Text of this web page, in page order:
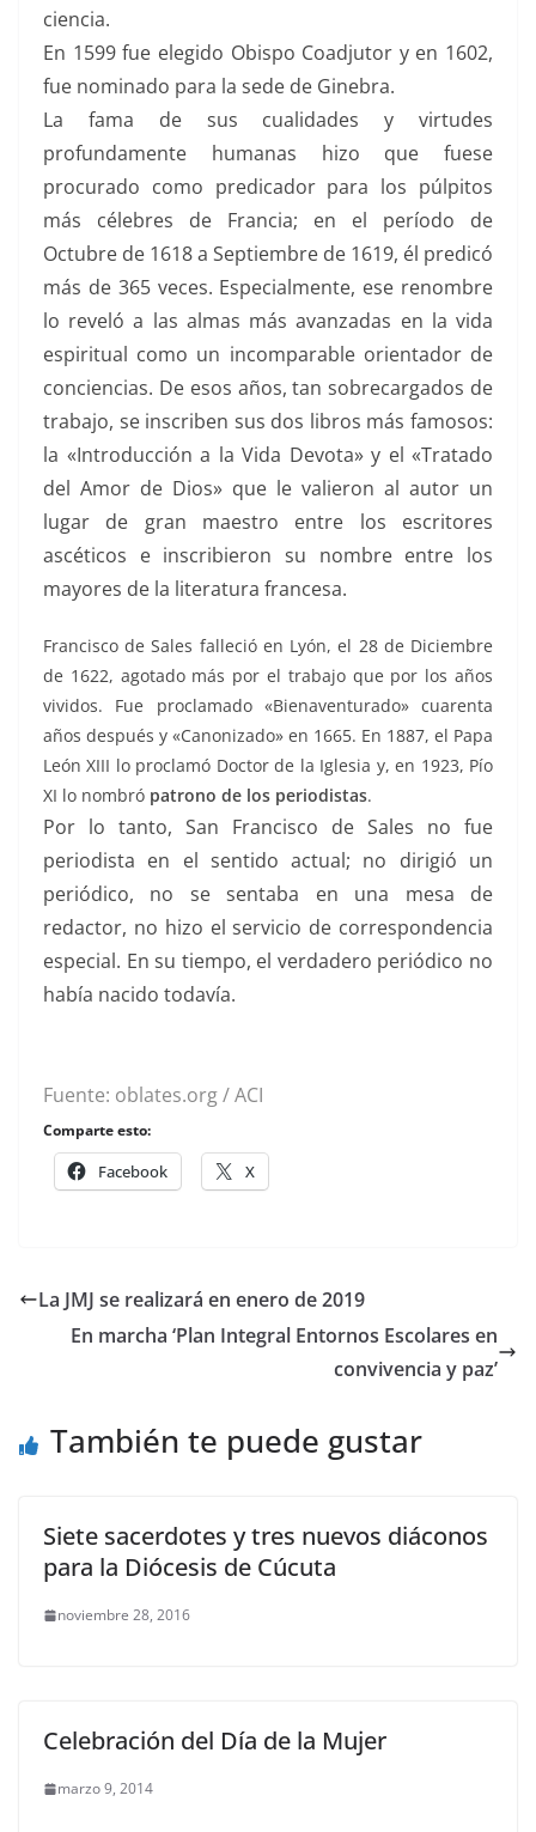
ciencia.
En 1599 fue elegido Obispo Coadjutor y en 1602,
fue nominado para la sede de Ginebra.
La fama de sus cualidades y virtudes
profundamente humanas hizo que fuese
procurado como predicador para los púlpitos
más célebres de Francia; en el período de
Octubre de 1618 a Septiembre de 1619, él predicó
más de 365 veces. Especialmente, ese renombre
lo reveló a las almas más avanzadas en la vida
espiritual como un incomparable orientador de
conciencias. De esos años, tan sobrecargados de
trabajo, se inscriben sus dos libros más famosos:
la «Introducción a la Vida Devota» y el «Tratado
del Amor de Dios» que le valieron al autor un
lugar de gran maestro entre los escritores
ascéticos e inscribieron su nombre entre los
mayores de la literatura francesa.
Francisco de Sales falleció en Lyón, el 28 de Diciembre
de 1622, agotado más por el trabajo que por los años
vividos. Fue proclamado «Bienaventurado» cuarenta
años después y «Canonizado» en 1665. En 1887, el Papa
León XIII lo proclamó Doctor de la Iglesia y, en 1923, Pío
XI lo nombró patrono de los periodistas.
Por lo tanto, San Francisco de Sales no fue
periodista en el sentido actual; no dirigió un
periódico, no se sentaba en una mesa de
redactor, no hizo el servicio de correspondencia
especial. En su tiempo, el verdadero periódico no
había nacido todavía.
Fuente: oblates.org / ACI
Comparte esto:
Facebook X
La JMJ se realizará en enero de 2019
En marcha ‘Plan Integral Entornos Escolares en
convivencia y paz’
También te puede gustar
Siete sacerdotes y tres nuevos diáconos
para la Diócesis de Cúcuta
noviembre 28, 2016
Celebración del Día de la Mujer
marzo 9, 2014